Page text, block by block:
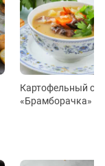
Картофельный суп
«Брамборачка»